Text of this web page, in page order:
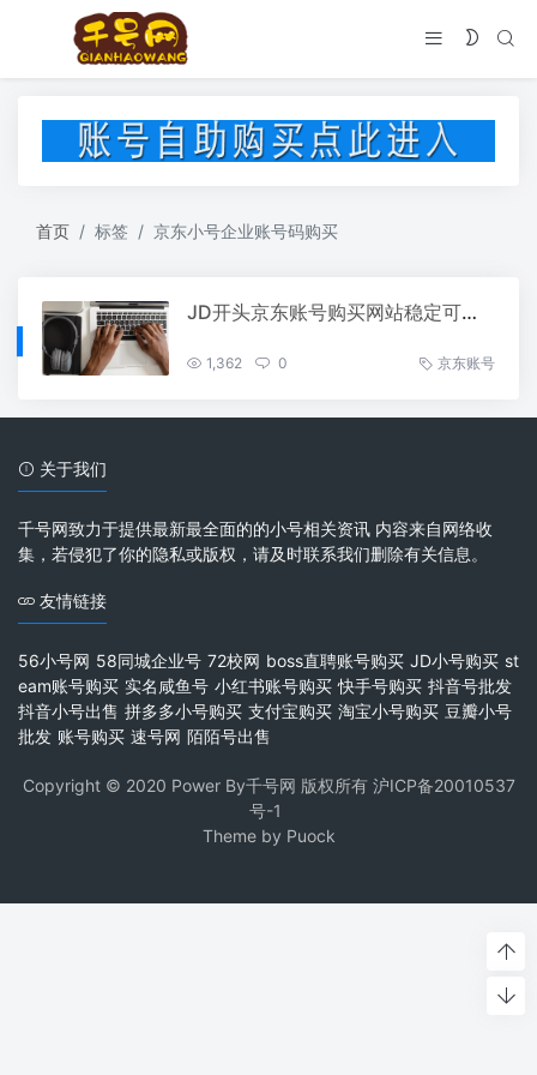
首页 标签 京东小号企业账号码购买
JD开头京东账号购买网站稳定可直登带支付密码
1,362 0 京东账号
关于我们
千号网致力于提供最新最全面的的小号相关资讯 内容来自网络收
集，若侵犯了你的隐私或版权，请及时联系我们删除有关信息。
友情链接
56小号网 58同城企业号 72校网 boss直聘账号购买 JD小号购买 st
eam账号购买 实名咸鱼号 小红书账号购买 快手号购买 抖音号批发
抖音小号出售 拼多多小号购买 支付宝购买 淘宝小号购买 豆瓣小号
批发 账号购买 速号网 陌陌号出售
Copyright © 2020 Power By千号网 版权所有 沪ICP备20010537
号-1
Theme by Puock